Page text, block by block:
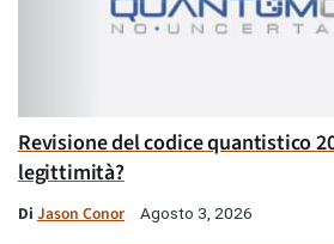
Revisione del codice quantistico
legittimità?
Di Jason Conor Agosto 3, 2026